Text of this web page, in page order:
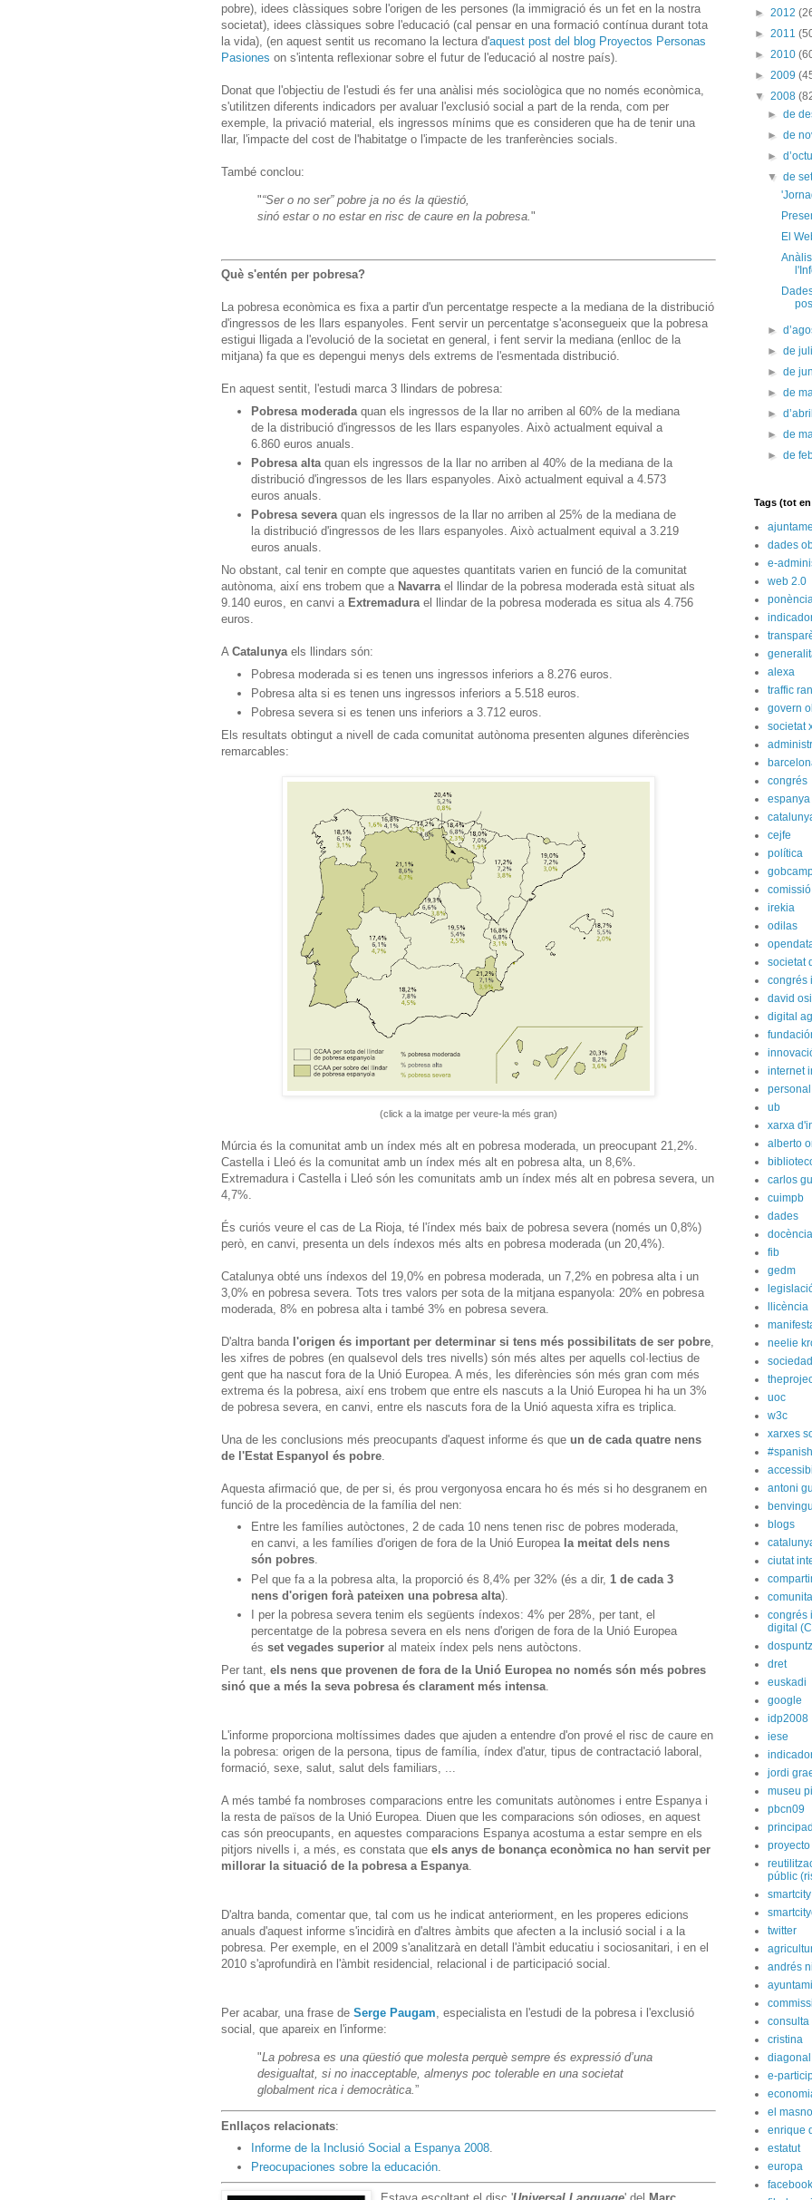
pobre), idees clàssiques sobre l'origen de les persones (la immigració és un fet en la nostra
societat), idees clàssiques sobre l'educació (cal pensar en una formació contínua durant tota
la vida), (en aquest sentit us recomano la lectura d'aquest post del blog Proyectos Personas
Pasiones on s'intenta reflexionar sobre el futur de l'educació al nostre país).
Donat que l'objectiu de l'estudi és fer una anàlisi més sociològica que no només econòmica,
s'utilitzen diferents indicadors per avaluar l'exclusió social a part de la renda, com per
exemple, la privació material, els ingressos mínims que es consideren que ha de tenir una
llar, l'impacte del cost de l'habitatge o l'impacte de les tranferències socials.
També conclou:
"“Ser o no ser” pobre ja no és la qüestió,
sinó estar o no estar en risc de caure en la pobresa. "
Què s'entén per pobresa?
La pobresa econòmica es fixa a partir d'un percentatge respecte a la mediana de la distribució
d'ingressos de les llars espanyoles. Fent servir un percentatge s'aconsegueix que la pobresa
estigui lligada a l'evolució de la societat en general, i fent servir la mediana (enlloc de la
mitjana) fa que es depengui menys dels extrems de l'esmentada distribució.
En aquest sentit, l'estudi marca 3 llindars de pobresa:
Pobresa moderada quan els ingressos de la llar no arriben al 60% de la mediana
de la distribució d'ingressos de les llars espanyoles. Això actualment equival a
6.860 euros anuals.
Pobresa alta quan els ingressos de la llar no arriben al 40% de la mediana de la
distribució d'ingressos de les llars espanyoles. Això actualment equival a 4.573
euros anuals.
Pobresa severa quan els ingressos de la llar no arriben al 25% de la mediana de
la distribució d'ingressos de les llars espanyoles. Això actualment equival a 3.219
euros anuals.
No obstant, cal tenir en compte que aquestes quantitats varien en funció de la comunitat
autònoma, així ens trobem que a Navarra el llindar de la pobresa moderada està situat als
9.140 euros, en canvi a Extremadura el llindar de la pobresa moderada es situa als 4.756
euros.
A Catalunya els llindars són:
Pobresa moderada si es tenen uns ingressos inferiors a 8.276 euros.
Pobresa alta si es tenen uns ingressos inferiors a 5.518 euros.
Pobresa severa si es tenen uns inferiors a 3.712 euros.
Els resultats obtingut a nivell de cada comunitat autònoma presenten algunes diferències
remarcables:
(click a la imatge per veure-la més gran)
Múrcia és la comunitat amb un índex més alt en pobresa moderada, un preocupant 21,2%.
Castella i Lleó és la comunitat amb un índex més alt en pobresa alta, un 8,6%.
Extremadura i Castella i Lleó són les comunitats amb un índex més alt en pobresa severa, un
4,7%.
És curiós veure el cas de La Rioja, té l'índex més baix de pobresa severa (només un 0,8%)
però, en canvi, presenta un dels índexos més alts en pobresa moderada (un 20,4%).
Catalunya obté uns índexos del 19,0% en pobresa moderada, un 7,2% en pobresa alta i un
3,0% en pobresa severa. Tots tres valors per sota de la mitjana espanyola: 20% en pobresa
moderada, 8% en pobresa alta i també 3% en pobresa severa.
D'altra banda l'origen és important per determinar si tens més possibilitats de ser pobre
les xifres de pobres (en qualsevol dels tres nivells) són més altes per aquells col·lectius de
gent que ha nascut fora de la Unió Europea. A més, les diferències són més gran com més
extrema és la pobresa, així ens trobem que entre els nascuts a la Unió Europea hi ha un 3%
de pobresa severa, en canvi, entre els nascuts fora de la Unió aquesta xifra es triplica.
Una de les conclusions més preocupants d'aquest informe és que un de cada quatre nens
de l'Estat Espanyol és pobre
Aquesta afirmació que, de per si, és prou vergonyosa encara ho és més si ho desgranem en
funció de la procedència de la família del nen:
Entre les famílies autòctones, 2 de cada 10 nens tenen risc de pobres moderada,
en canvi, a les famílies d'origen de fora de la Unió Europea la meitat dels nens
són pobres.
Pel que fa a la pobresa alta, la proporció és 8,4% per 32% (és a dir, 1 de cada 3
nens d'origen forà pateixen una pobresa alta).
I per la pobresa severa tenim els següents índexos: 4% per 28%, per tant, el
percentatge de la pobresa severa en els nens d'origen de fora de la Unió Europea
és set vegades superior al mateix índex pels nens autòctons.
Per tant, els nens que provenen de fora de la Unió Europea no només són més pobres
sinó que a més la seva pobresa és clarament més intensa
L'informe proporciona moltíssimes dades que ajuden a entendre d'on prové el risc de caure en
la pobresa: origen de la persona, tipus de família, índex d'atur, tipus de contractació laboral,
formació, sexe, salut, salut dels familiars, ...
A més també fa nombroses comparacions entre les comunitats autònomes i entre Espanya i
la resta de països de la Unió Europea. Diuen que les comparacions són odioses, en aquest
cas són preocupants, en aquestes comparacions Espanya acostuma a estar sempre en els
pitjors nivells i, a més, es constata que els anys de bonança econòmica no han servit per
millorar la situació de la pobresa a Espanya
D'altra banda, comentar que, tal com us he indicat anteriorment, en les properes edicions
anuals d'aquest informe s'incidirà en d'altres àmbits que afecten a la inclusió social i a la
pobresa. Per exemple, en el 2009 s'analitzarà en detall l'àmbit educatiu i sociosanitari, i en el
2010 s'aprofundirà en l'àmbit residencial, relacional i de participació social.
Per acabar, una frase de Serge Paugam , especialista en l'estudi de la pobresa i l'exclusió
social, que apareix en l'informe:
"La pobresa es una qüestió que molesta perquè sempre és expressió d’una
desigualtat, si no inacceptable, almenys poc tolerable en una societat
globalment rica i democràtica. ”
Enllaços relacionats:
Informe de la Inclusió Social a Espanya 2008.
Preocupaciones sobre la educación.
► 2012
► 2011
► 2010
► 2009
▼ 2008
►de
►de
►
▼de
El
►
►de
►de
►de
►
►de
►de
Tags (tot
dades
e-
web 2.0
alexa
traffic
govern
societat
congrés
espanya
cejfe
política
irekia
odilas
societat
congrés
david
digital
internet
ub
xarxa
alberto
carlos
cuimpb
dades
docència
fib
gedm
llicència
neelie
uoc
w3c
xarxes
antoni
blogs
ciutat
congrés
digital
dret
euskadi
google
idp2008
iese
jordi
museu
pbcn09
públic
smartcity
twitter
andrés
consulta
cristina
diagonal
e-
el
enrique
estatut
europa
facebook